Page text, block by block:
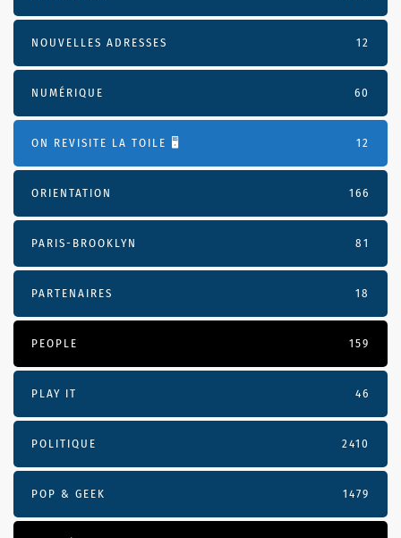
NOUVELLES ADRESSES 12
NUMÉRIQUE 60
ON REVISITE LA TOILE 🖥️ 12
ORIENTATION 166
PARIS-BROOKLYN 81
PARTENAIRES 18
PEOPLE 159
PLAY IT 46
POLITIQUE 2410
POP & GEEK 1479